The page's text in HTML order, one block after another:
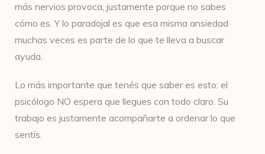
más nervios provoca, justamente porque no sabes
cómo es. Y lo paradojal es que esa misma ansiedad
muchas veces es parte de lo que te lleva a buscar
ayuda.
Lo más importante que tenés que saber es esto: el
psicólogo NO espera que llegues con todo claro. Su
trabajo es justamente acompañarte a ordenar lo que
sentís.